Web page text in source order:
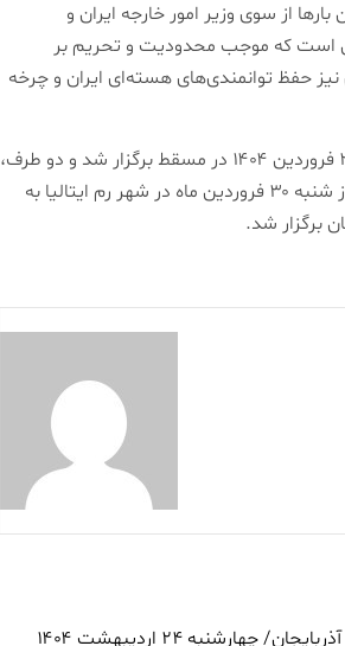
از سوی وزیر امور خارجه ایران و
است که موجب محدودیت و تحریم بر
نیز حفظ توانمندی‌های هسته‌ای ایران و چرخه
دور اول مذاکرات غیرمستقیم ایران و آمریکا به میزبانی عمان، روز شنبه ۲۳ فروردین ۱۴۰۴ در مسقط برگزار شد و دو طرف،
گفت‌و‌گو‌ها را سازنده و رو به جلو توصیف کردند. دور دوم گفت‌و‌گو‌ها نیز روز شنبه ۳۰ فروردین ماه در شهر رم ایتالیا به
برگزار شد.
چهارشنبه ۲۴ اردیبهشت ۱۴۰۴